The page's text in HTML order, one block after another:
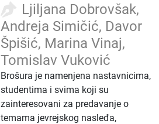
Ljiljana Dobrovšak,
Andreja Simičić, Davor
Špišić, Marina Vinaj,
Tomislav Vuković
Brošura je namenjena nastavnicima,
studentima i svima koji su
zainteresovani za predavanje o
temama jevrejskog nasleđa,